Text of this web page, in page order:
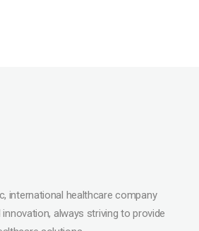
international healthcare company
always striving to provide